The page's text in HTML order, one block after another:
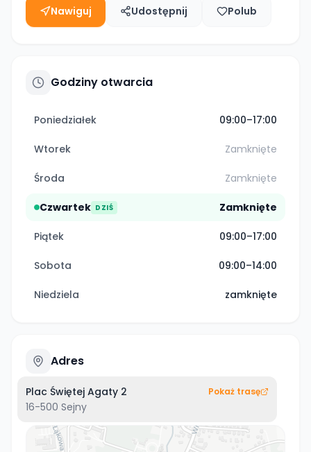
Nawiguj Udostępnij Polub
Godziny otwarcia
Poniedziałek 09:00–17:00
Wtorek Zamknięte
Środa Zamknięte
Czwartek DZIŚ Zamknięte
Piątek 09:00–17:00
Sobota 09:00–14:00
Niedziela zamknięte
Adres
Plac Świętej Agaty 2
16-500 Sejny
Pokaż trasę